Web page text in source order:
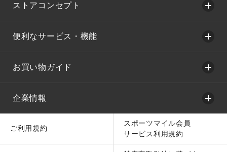
ストアコンセプト
便利なサービス・機能
お買い物ガイド
企業情報
ご利用規約
スポーツマイル会員
サービス利用規約